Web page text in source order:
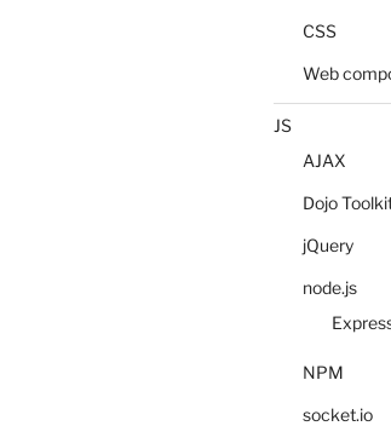
CSS
Web
JS
AJAX
Dojo
jQuery
node.js
NPM
socket.io